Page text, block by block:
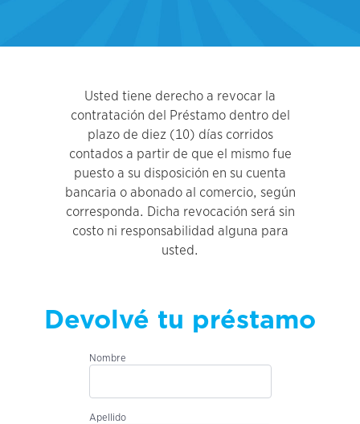
Usted tiene derecho a revocar la
contratación del Préstamo dentro del
plazo de diez (10) días corridos
contados a partir de que el mismo fue
puesto a su disposición en su cuenta
bancaria o abonado al comercio, según
corresponda. Dicha revocación será sin
costo ni responsabilidad alguna para
usted.
Devolvé tu préstamo
Nombre
Apellido